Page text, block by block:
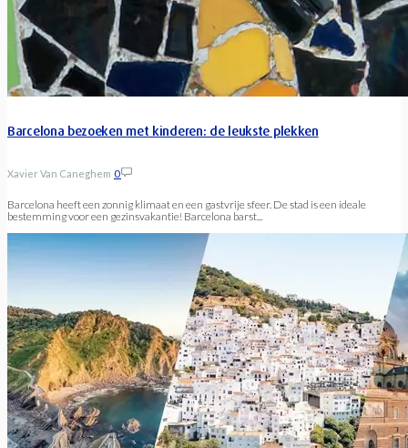
Barcelona bezoeken met kinderen: de leukste plekken
Xavier Van Caneghem 0
Barcelona heeft een zonnig klimaat en een gastvrije sfeer. De stad is een ideale
bestemming voor een gezinsvakantie! Barcelona barst...